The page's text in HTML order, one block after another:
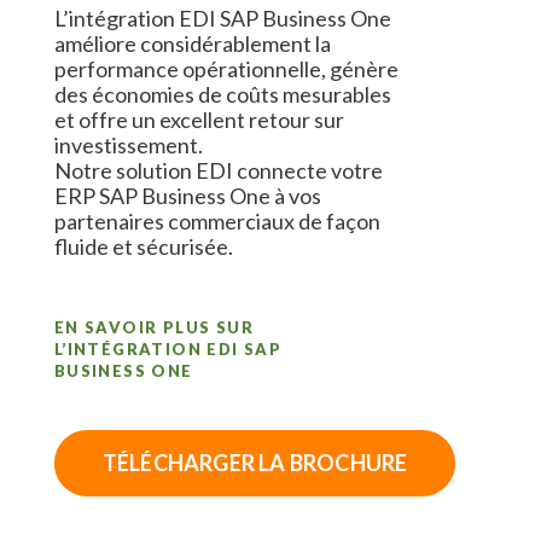
L’intégration EDI SAP Business One
améliore considérablement la
performance opérationnelle, génère
des économies de coûts mesurables
et offre un excellent retour sur
investissement.
Notre solution EDI connecte votre
ERP SAP Business One à vos
partenaires commerciaux de façon
fluide et sécurisée.
EN SAVOIR PLUS SUR
L’INTÉGRATION EDI SAP
BUSINESS ONE
TÉLÉCHARGER LA BROCHURE